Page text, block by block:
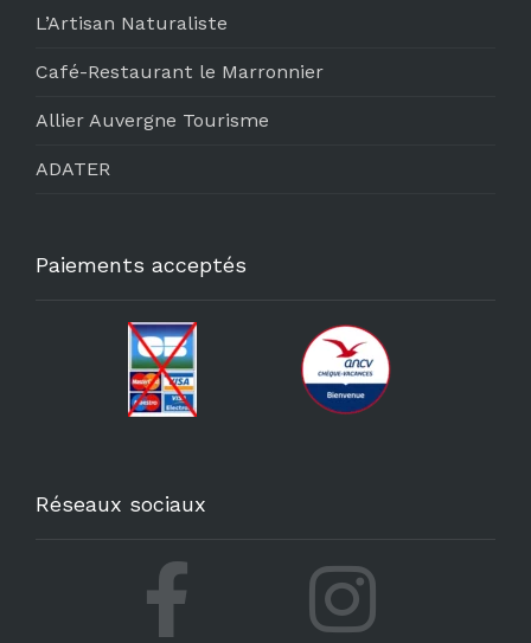
L’Artisan Naturaliste
Café-Restaurant le Marronnier
Allier Auvergne Tourisme
ADATER
Paiements acceptés
Réseaux sociaux